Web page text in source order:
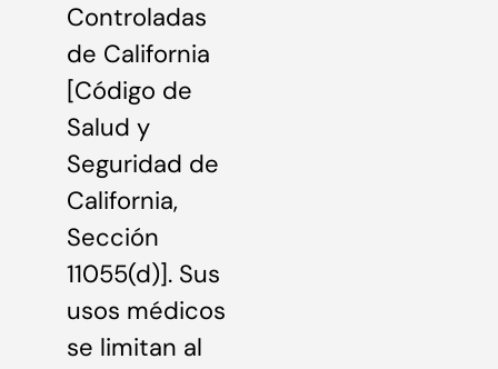
Controladas
de California
[Código de
Salud y
Seguridad de
California,
Sección
11055(d)]. Sus
usos médicos
se limitan al